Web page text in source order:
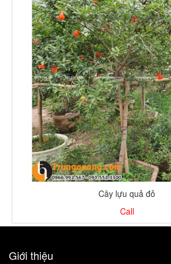
Cây lựu quả đỏ
Call
Giới thiệu